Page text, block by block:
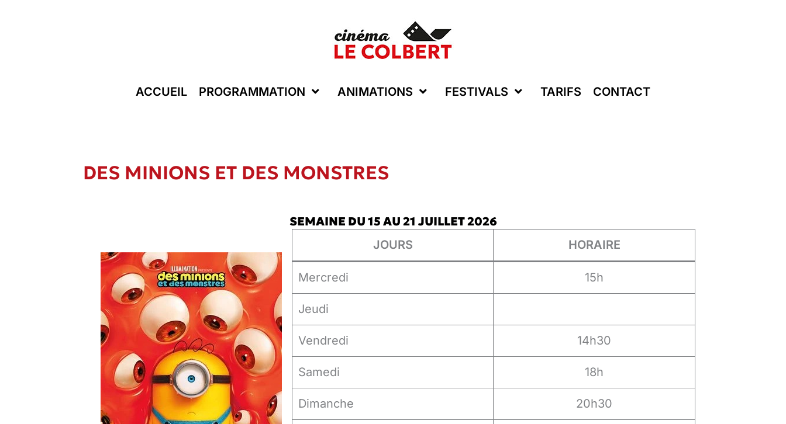
ACCUEIL PROGRAMMATION ANIMATIONS FESTIVALS TARIFS CONTACT
DES MINIONS ET DES MONSTRES
SEMAINE DU 15 AU 21 JUILLET 2026
JOURS HORAIRE
Mercredi 15h
Jeudi
Vendredi 14h30
Samedi 18h
Dimanche 20h30